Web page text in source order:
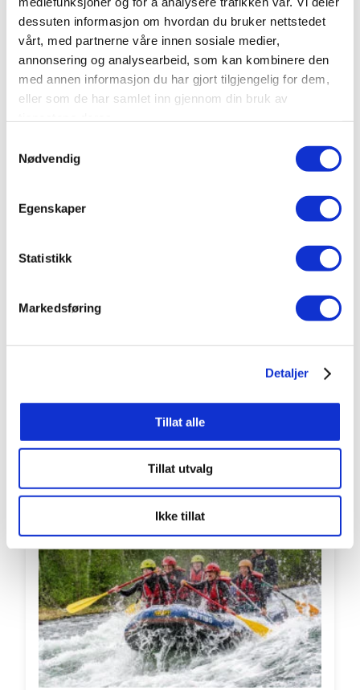
dessuten informasjon om hvordan du bruker nettstedet
vårt, med partnerne våre innen sosiale medier,
annonsering og analysearbeid, som kan kombinere den
med annen informasjon du har gjort tilgjengelig for dem,
eller som de har samlet inn gjennom din bruk av
Nødvendig
Egenskaper
Statistikk
Markedsføring
Detaljer
Tillat alle
Tillat utvalg
Ikke tillat
LES MER BOOK
Bestselger
mulighet til å gjøre noe spennende sammen!
Aldersgrense fra: 7 år
Inkluderer overnatting? Nei